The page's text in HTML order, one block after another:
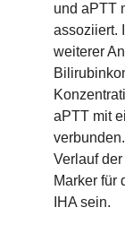
und aPTT
assoziiert.
weiterer
aPTT mit
Verlauf
Marker für
IHA sein.